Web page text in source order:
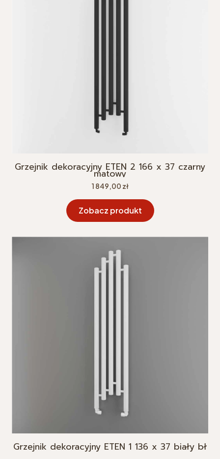
Grzejnik dekoracyjny ETEN 2 166 x 37 czarny
matowy
Cena
1 849,00 zł
Zobacz produkt
Grzejnik dekoracyjny ETEN 1 136 x 37 biały bł